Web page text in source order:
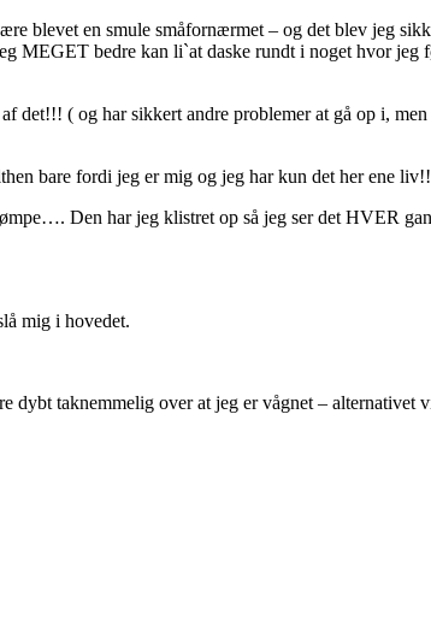
blevet en smule småfornærmet – og det blev jeg
MEGET bedre kan li`at daske rundt i noget hvor
det!!! ( og har sikkert andre problemer at gå op i,
bare fordi jeg er mig og jeg har kun det her ene liv!!
Den har jeg klistret op så jeg ser det HVER
mig i hovedet.
taknemmelig over at jeg er vågnet – alternativet